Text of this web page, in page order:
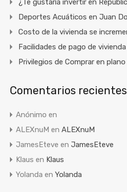
¿Te gustaría invertir en
Deportes Acuáticos en Juan
Costo de la vivienda se
Facilidades de pago de vivienda
Privilegios de Comprar en plano
Comentarios recientes
Anónimo en
ALEXnuM en ALEXnuM
JamesEteve en JamesEteve
Klaus en Klaus
Yolanda en Yolanda